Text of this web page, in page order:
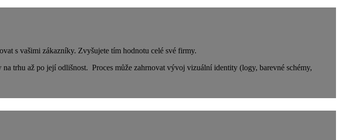
s vašimi zákazníky. Zvyšujete tím hodnotu celé své firmy.
trhu až po její odlišnost. Proces může zahrnovat vývoj vizuální identity (logy, barevné schémy,